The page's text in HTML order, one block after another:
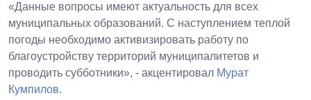
«Данные вопросы имеют актуальность для всех
муниципальных образований. С наступлением теплой
погоды необходимо активизировать работу по
благоустройству территорий муниципалитетов и
проводить субботники», - акцентировал Мурат
Кумпилов.